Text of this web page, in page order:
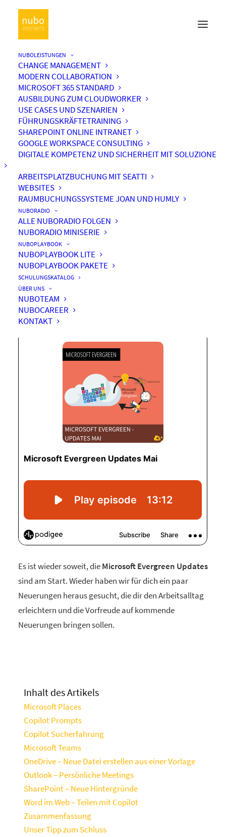
NUBOLEISTUNGEN
CHANGE MANAGEMENT
MODERN COLLABORATION
MICROSOFT 365 STANDARD
AUSBILDUNG ZUM CLOUDWORKER
USE CASES UND SZENARIEN
FÜHRUNGSKRÄFTETRAINING
SHAREPOINT ONLINE INTRANET
GOOGLE WORKSPACE CONSULTING
DIGITALE KOMPETENZ UND SICHERHEIT MIT SOLUZIONE
ARBEITSPLATZBUCHUNG MIT SEATTI
WEBSITES
RAUMBUCHUNGSSYSTEME JOAN UND HUMLY
NUBORADIO
ALLE NUBORADIO FOLGEN
NUBORADIO MINISERIE
NUBOPLAYBOOK
NUBOPLAYBOOK LITE
NUBOPLAYBOOK PAKETE
SCHULUNGSKATALOG
ÜBER UNS
NUBOTEAM
NUBOCAREER
KONTAKT
Microsoft Evergreen
Updates Mai
Es ist wieder soweit, dieMicrosoft Evergreen Updates
sind am Start. Wieder haben wir für dich ein paar
Neuerungen heraus gesucht, die dir den Arbeitsalltag
erleichtern und die Vorfreude auf kommende
Neuerungen bringen sollen.
Inhalt des Artikels
Microsoft Places
Copilot Prompts
Copilot Sucherfahrung
Microsoft Teams
OneDrive – Neue Datei erstellen aus einer Vorlage
Outlook – Persönliche Meetings
SharePoint – Neue Hintergründe
Word im Web – Teilen mit Copilot
Zusammenfassung
Unser Tipp zum Schluss